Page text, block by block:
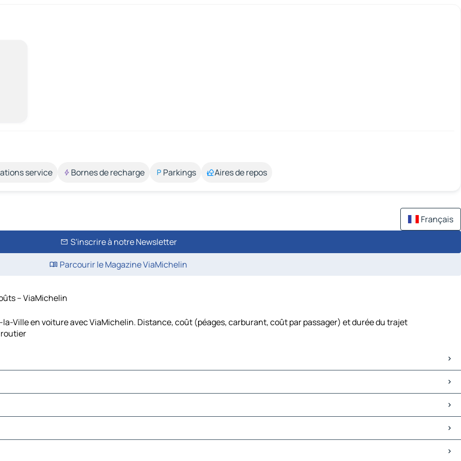
service Bornes de recharge Parkings Aires de repos
Français
S'inscrire à notre Newsletter
Parcourir le Magazine ViaMichelin
– ViaMichelin
Ville en voiture avec ViaMichelin. Distance, coût (péages, carburant, coût par passager) et durée du trajet